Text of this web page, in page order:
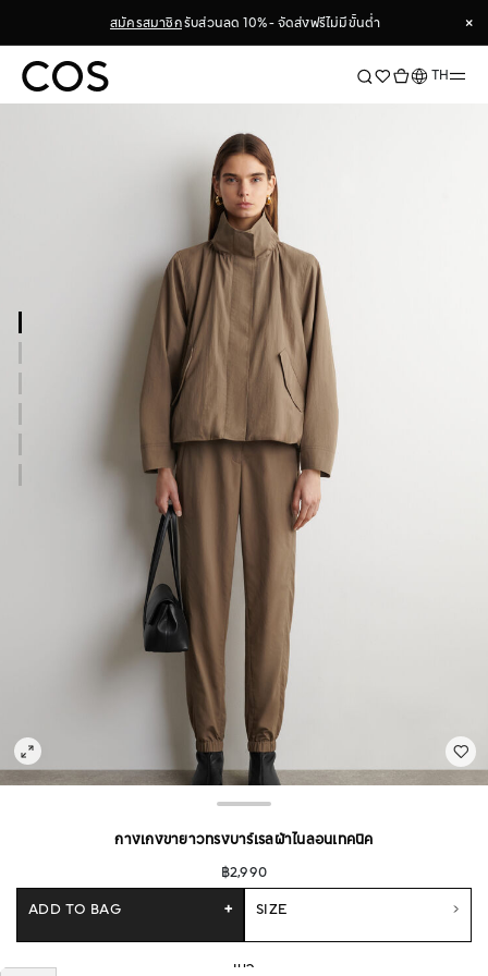
สมัครสมาชิกรับส่วนลด 10% - จัดส่งฟรีไม่มีขั้นต่ำ
×
×
ภาษาTH
กางเกงขายาวทรงบาร์เรลผ้าไนลอนเทคนิค
฿2,990
SIZE
ADD TO BAG +
เบจ